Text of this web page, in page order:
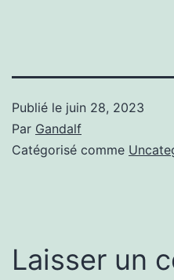
Publié le juin 28, 2023
Par Gandalf
Catégorisé comme
Laisser un